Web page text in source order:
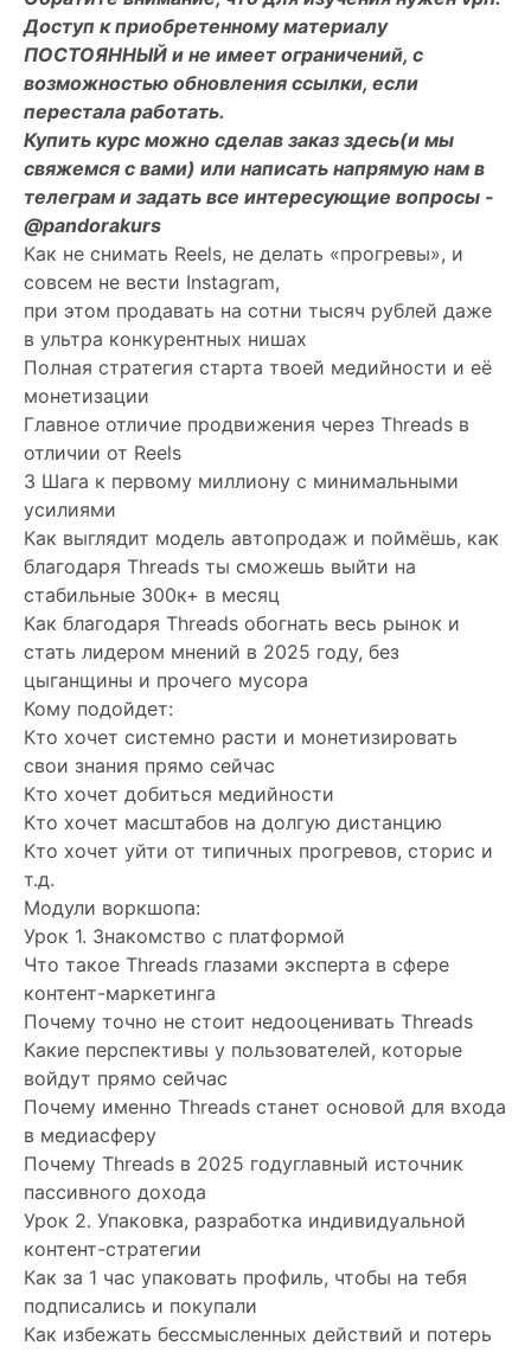
Доступ к приобретенному материалу
ПОСТОЯННЫЙ и не имеет ограничений, с
возможностью обновления ссылки, если
перестала работать.
Купить курс можно сделав заказ здесь(и мы
свяжемся с вами) или написать напрямую нам в
телеграм и задать все интересующие вопросы -
@pandorakurs
Как не снимать Reels, не делать «прогревы», и
совсем не вести Instagram,
при этом продавать на сотни тысяч рублей даже
в ультра конкурентных нишах
Полная стратегия старта твоей медийности и её
монетизации
Главное отличие продвижения через Threads в
отличии от Reels
3 Шага к первому миллиону с минимальными
усилиями
Как выглядит модель автопродаж и поймёшь, как
благодаря Threads ты сможешь выйти на
стабильные 300к+ в месяц
Как благодаря Threads обогнать весь рынок и
стать лидером мнений в 2025 году, без
цыганщины и прочего мусора
Кому подойдет:
Кто хочет системно расти и монетизировать
свои знания прямо сейчас
Кто хочет добиться медийности
Кто хочет масштабов на долгую дистанцию
Кто хочет уйти от типичных прогревов, сторис и
т.д.
Модули воркшопа:
Урок 1. Знакомство с платформой
Что такое Threads глазами эксперта в сфере
контент-маркетинга
Почему точно не стоит недооценивать Threads
Какие перспективы у пользователей, которые
войдут прямо сейчас
Почему именно Threads станет основой для входа
в медиасферу
Почему Threads в 2025 годуглавный источник
пассивного дохода
Урок 2. Упаковка, разработка индивидуальной
контент-стратегии
Как за 1 час упаковать профиль, чтобы на тебя
подписались и покупали
Как избежать бессмысленных действий и потерь